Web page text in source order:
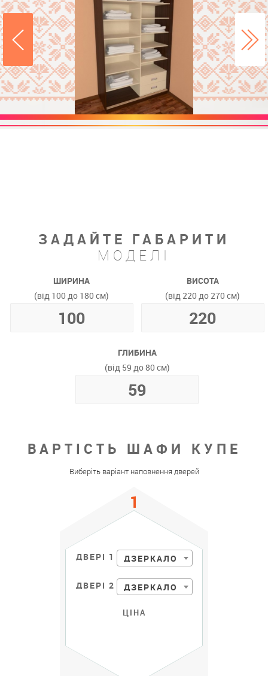
ЗАДАЙТЕ ГАБАРИТИ
МОДЕЛІ
ШИРИНА
(від 100 до 180 см)
ВИСОТА
(від 220 до 270 см)
ГЛИБИНА
(від 59 до 80 см)
ВАРТІСТЬ ШАФИ КУПЕ
Виберіть варіант наповнення дверей
ДВЕРІ 1 ДЗЕРКАЛО
ДВЕРІ 2 ДЗЕРКАЛО
ЦІНА